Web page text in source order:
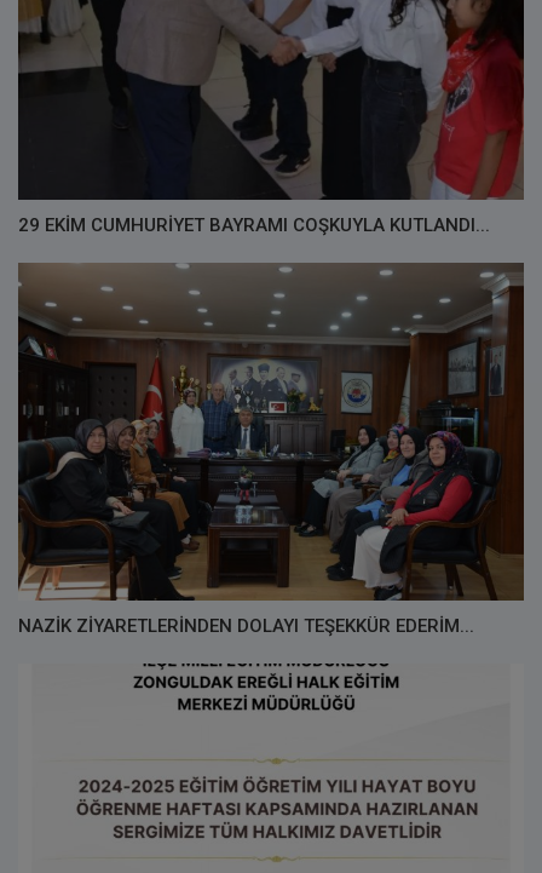
29 EKİM CUMHURİYET BAYRAMI COŞKUYLA KUTLANDI...
NAZİK ZİYARETLERİNDEN DOLAYI TEŞEKKÜR EDERİM...